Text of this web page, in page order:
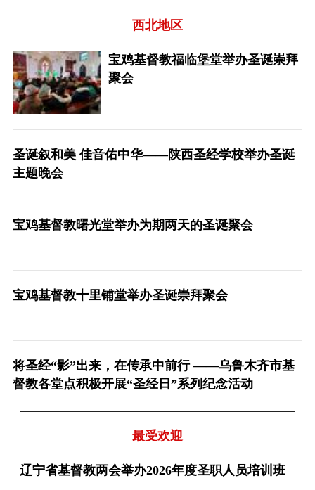
西北地区
宝鸡基督教福临堡堂举办圣诞崇拜
聚会
圣诞叙和美 佳音佑中华——陕西圣经学校举办圣诞
主题晚会
宝鸡基督教曙光堂举办为期两天的圣诞聚会
宝鸡基督教十里铺堂举办圣诞崇拜聚会
将圣经“影”出来，在传承中前行 ——乌鲁木齐市基
督教各堂点积极开展“圣经日”系列纪念活动
最受欢迎
辽宁省基督教两会举办2026年度圣职人员培训班